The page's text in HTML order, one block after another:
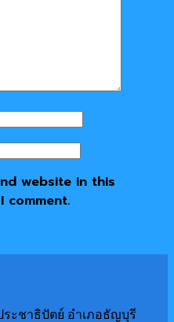
website in this
comment.
ะชาธิปัตย์ อำเภอธัญบุรี